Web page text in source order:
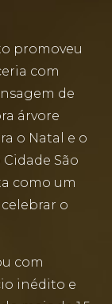
promoveu
com
de
árvore
o Natal e o
São
como um
o
com
inédito e